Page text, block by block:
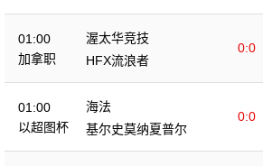
01:00
加拿职
渥太华竞技
0:0
HFX流浪者
01:00
以超图杯
海法
0:0
基尔史莫纳夏普尔